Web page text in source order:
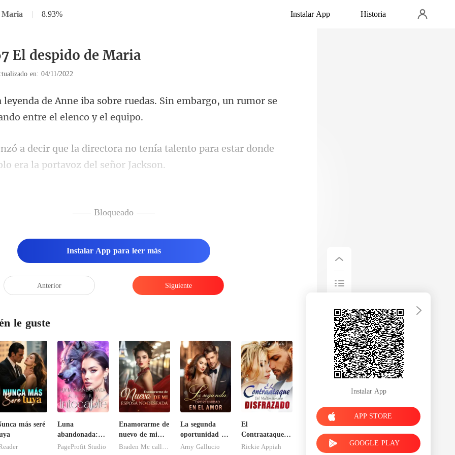
Maria | 8.93% Instalar App Historia
El despido de Maria
en: 04/11/2022
e ruedas. Sin embargo, un rumor se
o tenía talento para estar donde
—— Bloqueado ——
Instalar App para leer más
Anterior Siguiente
le guste
más seré
Luna
abandonada:
Ahora intocable
PageProfit Studio
Enamorarme de
nuevo de mi
esposa no
La segunda
oportunidad en
el amor
Arny Gallucio
El
Contraataque
del
Rickie Appiah
Instalar App
APP STORE
GOOGLE PLAY